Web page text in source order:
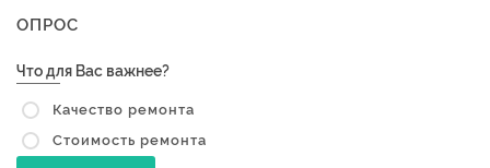
ОПРОС
Что для Вас важнее?
Качество ремонта
Стоимость ремонта